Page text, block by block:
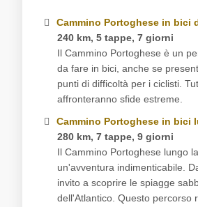
Cammino Portoghese in bici
240 km, 5 tappe, 7 giorni
Il Cammino Portoghese è un
da fare in bici, anche se
punti di difficoltà per i ciclisti.
affronteranno sfide estreme.
Cammino Portoghese in bici
280 km, 7 tappe, 9 giorni
Il Cammino Portoghese lungo
un'avventura indimenticabile.
invito a scoprire le spiagge
dell'Atlantico. Questo percorso